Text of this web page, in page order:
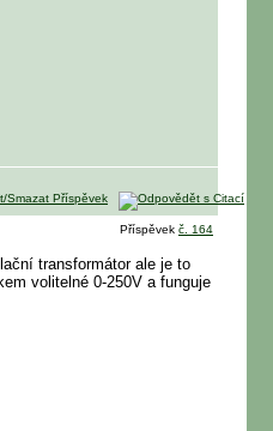
Příspěvek č. 164
transformátor ale je to
volitelné 0-250V a funguje